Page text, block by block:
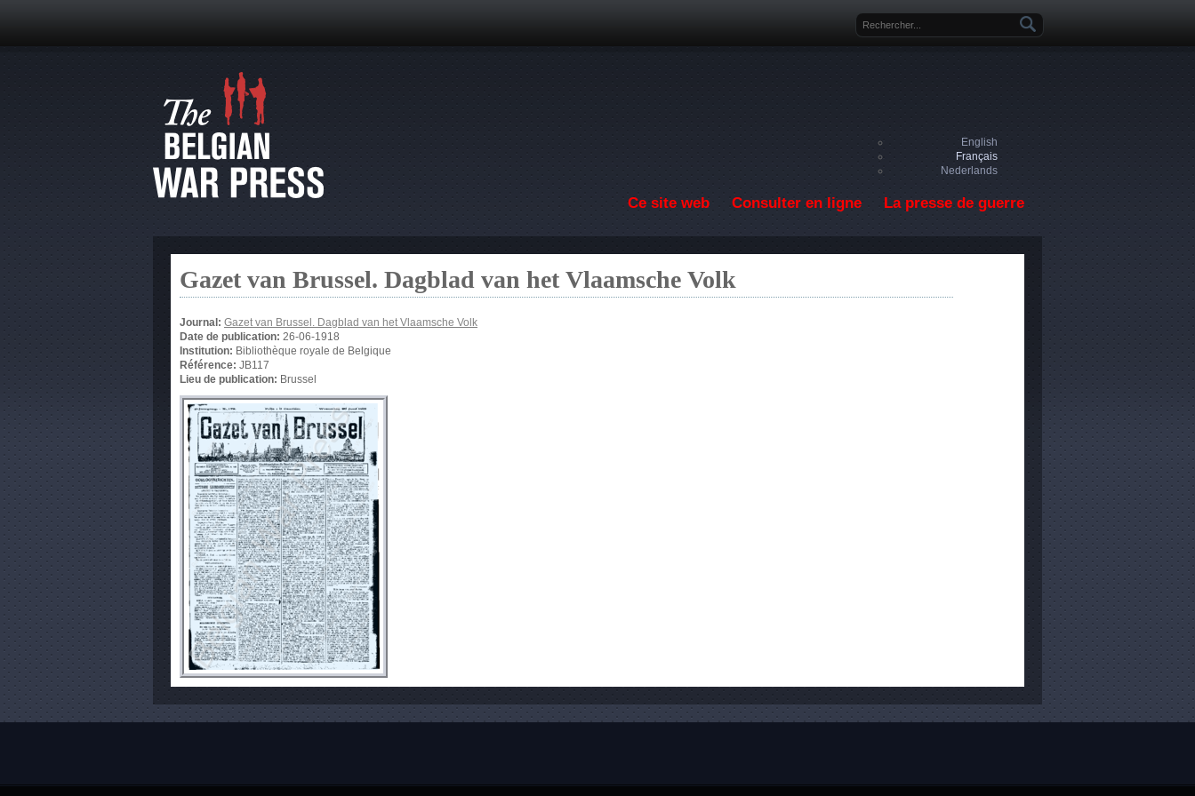
Formulaire de recherche
English
Français
Nederlands
Ce site web Consulter en ligne La presse de guerre
Gazet van Brussel. Dagblad van het Vlaamsche Volk
Journal: Gazet van Brussel. Dagblad van het Vlaamsche Volk
Date de publication: 26-06-1918
Institution: Bibliothèque royale de Belgique
Référence: JB117
Lieu de publication: Brussel